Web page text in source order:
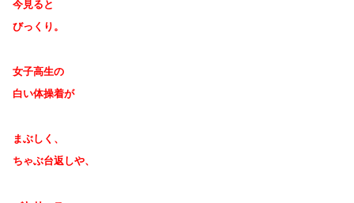
今見ると
びっくり。
女子高生の
白い体操着が
まぶしく、
ちゃぶ台返しや、